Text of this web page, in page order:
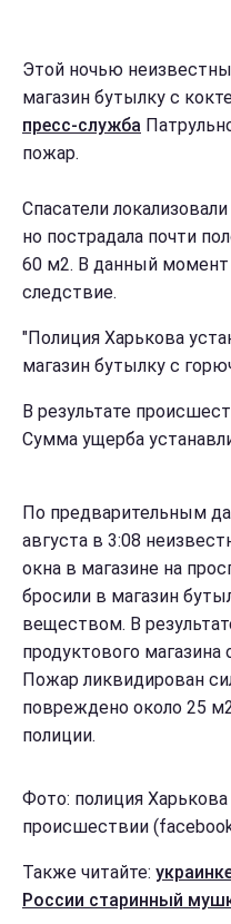
Этой ночью
магазин бутылку с
пресс-служба
пожар.
Спасатели
но пострадала почти
60 м2. В данный момент
следствие.
"Полиция Харькова
магазин бутылку с
В результате
Сумма ущерба
По предварительным
августа в 3:08
окна в магазине на
бросили в магазин
веществом. В
продуктового
Пожар ликвидирован
повреждено около 25
полиции.
Фото: полиция
происшествии
Также читайте:
России старинный